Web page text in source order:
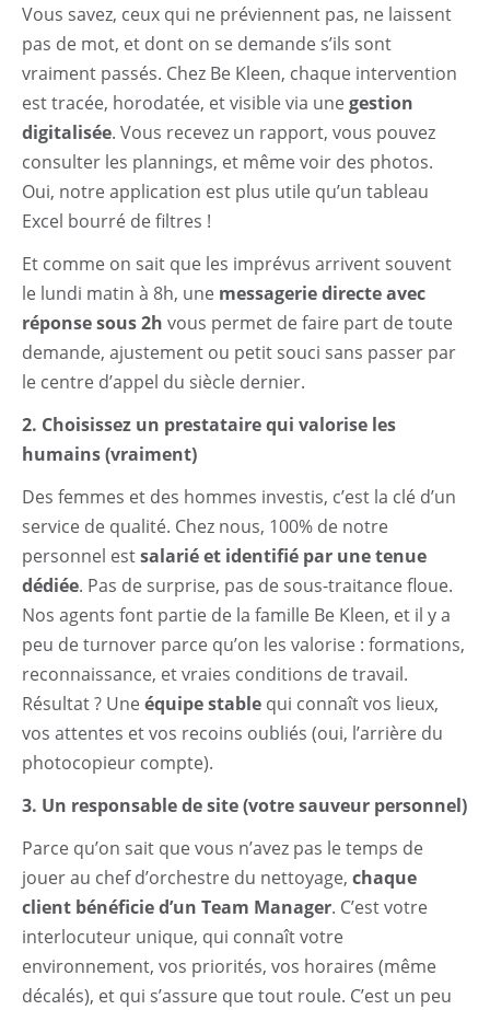
Vous savez, ceux qui ne préviennent pas, ne laissent
pas de mot, et dont on se demande s’ils sont
vraiment passés. Chez Be Kleen, chaque intervention
est tracée, horodatée, et visible via une gestion
digitalisée. Vous recevez un rapport, vous pouvez
consulter les plannings, et même voir des photos.
Oui, notre application est plus utile qu’un tableau
Excel bourré de filtres !
Et comme on sait que les imprévus arrivent souvent
le lundi matin à 8h, une messagerie directe avec
réponse sous 2h vous permet de faire part de toute
demande, ajustement ou petit souci sans passer par
le centre d’appel du siècle dernier.
2. Choisissez un prestataire qui valorise les
humains (vraiment)
Des femmes et des hommes investis, c’est la clé d’un
service de qualité. Chez nous, 100% de notre
personnel estsalarié et identifié par une tenue
dédiée. Pas de surprise, pas de sous-traitance floue.
Nos agents font partie de la famille Be Kleen, et il y a
peu de turnover parce qu’on les valorise : formations,
reconnaissance, et vraies conditions de travail.
Résultat ? Une équipe stable qui connaît vos lieux,
vos attentes et vos recoins oubliés (oui, l’arrière du
photocopieur compte).
3. Un responsable de site (votre sauveur personnel)
Parce qu’on sait que vous n’avez pas le temps de
jouer au chef d’orchestre du nettoyage, chaque
client bénéficie d’un Team Manager. C’est votre
interlocuteur unique, qui connaît votre
environnement, vos priorités, vos horaires (même
décalés), et qui s’assure que tout roule. C’est un peu